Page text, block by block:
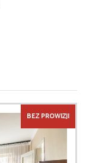
BEZ PROWIZJI